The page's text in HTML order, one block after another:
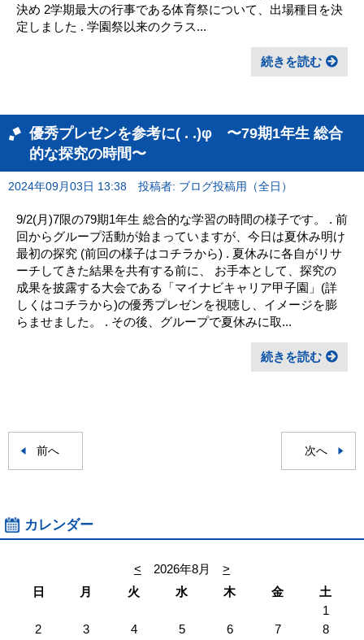
決め 2学期最大の行事である体育祭について、出場種目を決
定しました . 学園祭以来のクラス...
続きを読む
優秀プレゼンを参考に( . .)φ 〜79期1年生 総合
的な探究の時間〜
2024年09月03日 13:38 投稿者: ブログ投稿用（全日）
9/2(月)7限の79期1年生 総合的な学習の時間の様子です。 . 前
回からグループ活動が始まっていますが、今日は夏休み明け
最初の探究 (前回の様子はコチラから) . 夏休みに各自がリサ
ーチしてきた結果を共有する前に、 お手本として、探究の
成果を披露する大会である「マイナビキャリア甲子園」(詳
しくはコチラから)の優秀プレゼンを視聴し、イメージを膨
らませました。 . その後、グループで夏休みに取...
続きを読む
前へ 次へ
カレンダー
< 2026年8月
>
日
月 火 水 木 金
土
1
2
3 4 5 6 7
8